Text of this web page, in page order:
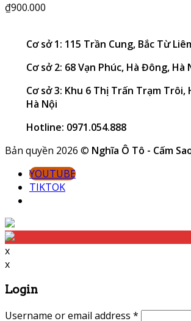
₫900.000
Cơ sở 1: 115 Trần Cung, Bắc Từ
Cơ sở 2: 68 Vạn Phúc, Hà Đông, Hà
Cơ sở 3: Khu 6 Thị Trấn Trạm Trôi,
Hà Nội
Hotline: 0971.054.888
Bản quyền 2026 © Nghĩa Ô Tô - Cấm
YOUTUBE
TIKTOK
x
x
Login
Username or email address *